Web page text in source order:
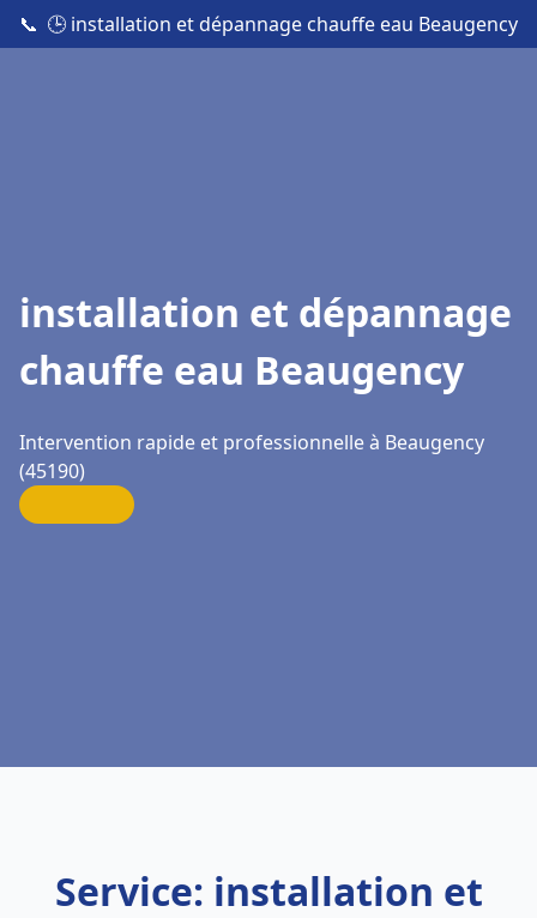
📞 🕒 installation et dépannage chauffe eau Beaugency
installation et dépannage
chauffe eau Beaugency
Intervention rapide et professionnelle à Beaugency
(45190)
Service: installation et